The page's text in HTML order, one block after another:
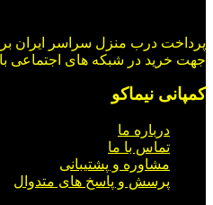
جهت خرید در شبکه های اجتماعی با
کمپانی نیماکو
درباره ما
تماس با ما
مشاوره و پشتیبانی
پرسش و پاسخ های متدوال